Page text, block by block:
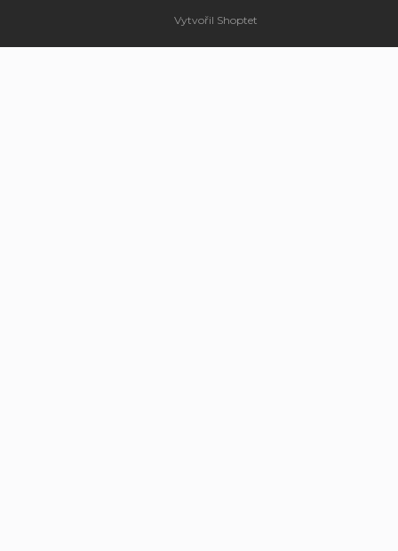
Vytvořil Shoptet